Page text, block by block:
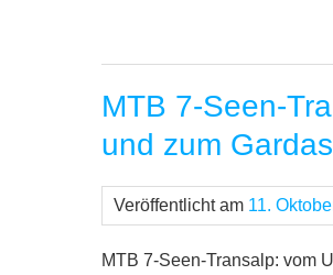
MTB 7-Seen-
und zum
Veröffentlicht am 11.
MTB 7-Seen-Transalp: vom